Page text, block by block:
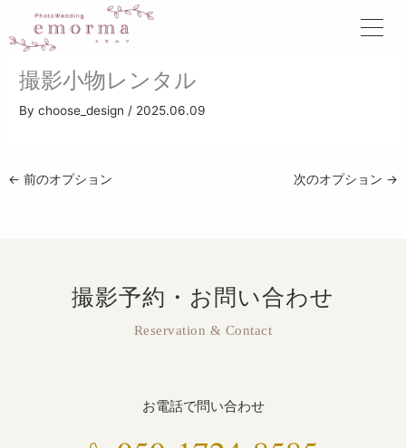
を
撮影小物レンタル
Bychoose_design/ 2025.06.09
← 前のオプション 次のオプション →
撮影予約・お問い合わせ
Reservation & Contact
お電話で問い合わせ